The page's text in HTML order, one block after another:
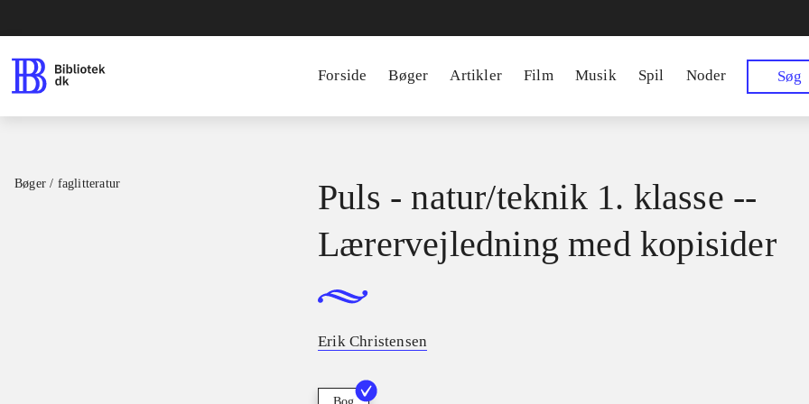
Forside Bøger Artikler Film Musik Spil Noder Søg
Bøger / faglitteratur
Puls - natur/teknik 1. klasse --
Lærervejledning med kopisider
Erik Christensen